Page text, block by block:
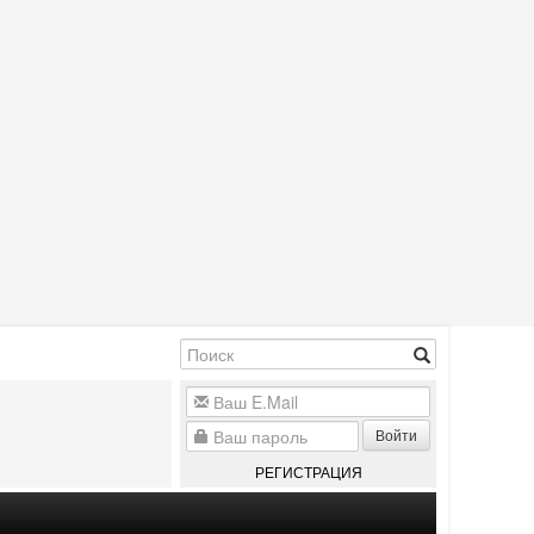
Войти
РЕГИСТРАЦИЯ